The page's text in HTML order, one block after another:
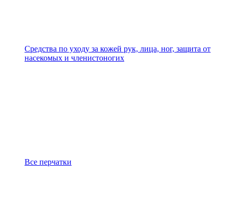
Средства по уходу за кожей рук, лица, ног, защита от
насекомых и членистоногих
Все перчатки